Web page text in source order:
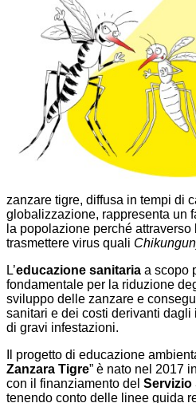
zanzare tigre, diffusa in tempi di
globalizzazione, rappresenta un
la popolazione perché
trasmettere virus quali
L’educazione sanitaria a scopo
fondamentale per la riduzione
sviluppo delle zanzare e
sanitari e dei costi derivanti
di gravi infestazioni.
Il progetto di educazione
Zanzara Tigre” è nato nel 2017
con il finanziamento del Servizio
tenendo conto delle linee guida